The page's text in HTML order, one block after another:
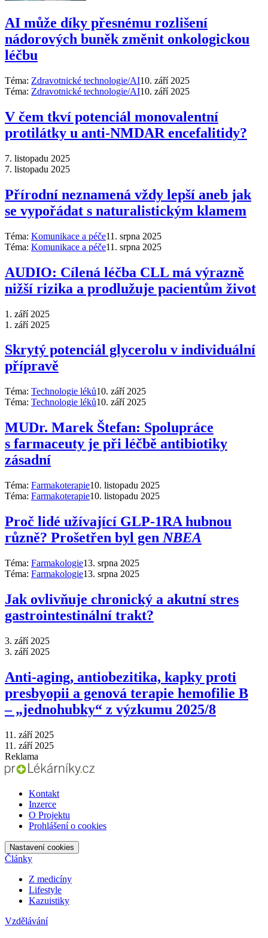
AI může díky přesnému rozlišení
nádorových buněk změnit onkologickou
léčbu
Téma: Zdravotnické technologie/AI10. září 2025
Téma: Zdravotnické technologie/AI10. září 2025
V čem tkví potenciál monovalentní
protilátky u anti-NMDAR encefalitidy?
7. listopadu 2025
7. listopadu 2025
Přírodní neznamená vždy lepší aneb jak
se vypořádat s naturalistickým klamem
Téma: Komunikace a péče11. srpna 2025
Téma: Komunikace a péče11. srpna 2025
AUDIO: Cílená léčba CLL má výrazně
nižší rizika a prodlužuje pacientům život
1. září 2025
1. září 2025
Skrytý potenciál glycerolu v individuální
přípravě
Téma: Technologie léků10. září 2025
Téma: Technologie léků10. září 2025
MUDr. Marek Štefan: Spolupráce
s farmaceuty je při léčbě antibiotiky
zásadní
Téma: Farmakoterapie10. listopadu 2025
Téma: Farmakoterapie10. listopadu 2025
Proč lidé užívající GLP-1RA hubnou
různě? Prošetřen byl gen NBEA
Téma: Farmakologie13. srpna 2025
Téma: Farmakologie13. srpna 2025
Jak ovlivňuje chronický a akutní stres
gastrointestinální trakt?
3. září 2025
3. září 2025
Anti‑aging, antiobezitika, kapky proti
presbyopii a genová terapie hemofilie B
–⁠ „jednohubky“ z výzkumu 2025/8
11. září 2025
11. září 2025
Reklama
Kontakt
Inzerce
O Projektu
Prohlášení o cookies
Nastavení cookies
Články
Z medicíny
Lifestyle
Kazuistiky
Vzdělávání